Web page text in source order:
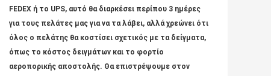
FEDEX ή το UPS, αυτό θα διαρκέσει περίπου 3 ημέρες
για τους πελάτες μας για να τα λάβει, αλλά χρεώνει ότι
όλος ο πελάτης θα κοστίσει σχετικός με τα δείγματα,
όπως το κόστος δειγμάτων και το φορτίο
αεροπορικής αποστολής. Θα επιστρέψουμε στον